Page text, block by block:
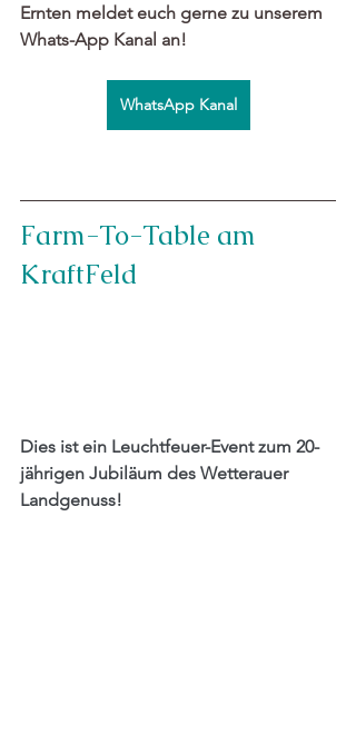
Ernten meldet euch gerne zu unserem
Whats-App Kanal an!
WhatsApp Kanal
Farm-To-Table am
KraftFeld
Dies ist ein Leuchtfeuer-Event zum 20-
jährigen Jubiläum des Wetterauer
Landgenuss!